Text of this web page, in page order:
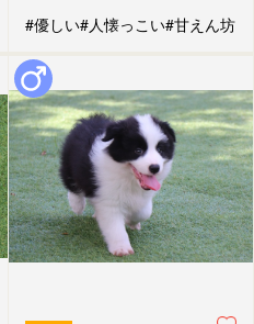
#優しい#人懐っこい#甘えん坊